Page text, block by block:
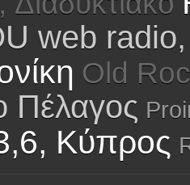
web
Old
Πέλαγος
Κύπρος